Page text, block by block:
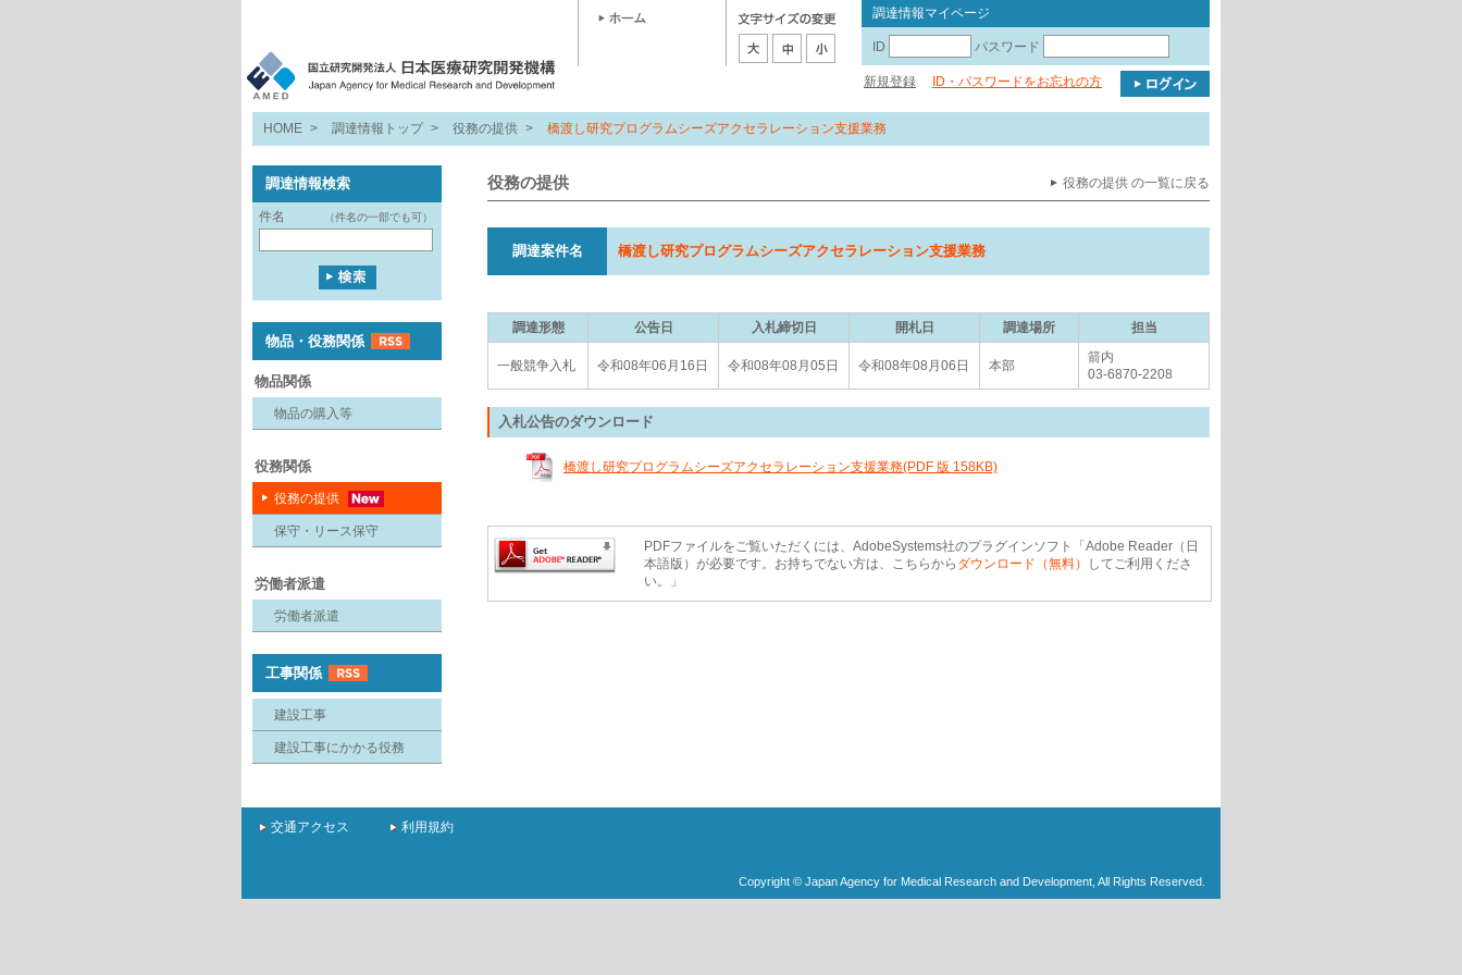
調達情報マイページ
ID パスワード
新規登録 ID・パスワードをお忘れの方
HOME > 調達情報トップ > 役務の提供 > 橋渡し研究プログラムシーズアクセラレーション支援業務
調達情報検索
件名 （件名の一部でも可）
物品・役務関係
物品関係
物品の購入等
役務関係
役務の提供
保守・リース保守
労働者派遣
労働者派遣
工事関係
建設工事
建設工事にかかる役務
役務の提供 役務の提供 の一覧に戻る
調達案件名 橋渡し研究プログラムシーズアクセラレーション支援業務
調達形態 公告日 入札締切日 開札日 調達場所 担当
一般競争入札 令和08年06月16日 令和08年08月05日 令和08年08月06日 本部
箭内
03-6870-2208
入札公告のダウンロード
橋渡し研究プログラムシーズアクセラレーション支援業務(PDF 版 158KB)
PDFファイルをご覧いただくには、AdobeSystems社のプラグインソフト「Adobe Reader（日
本語版）が必要です。お持ちでない方は、こちらから ダウンロード（無料）
してご利用くださ
い。」
交通アクセス 利用規約
Copyright © Japan Agency for Medical Research and Development, All Rights Reserved.